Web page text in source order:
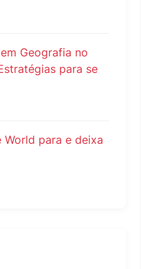
Geografia no
para se
para e deixa